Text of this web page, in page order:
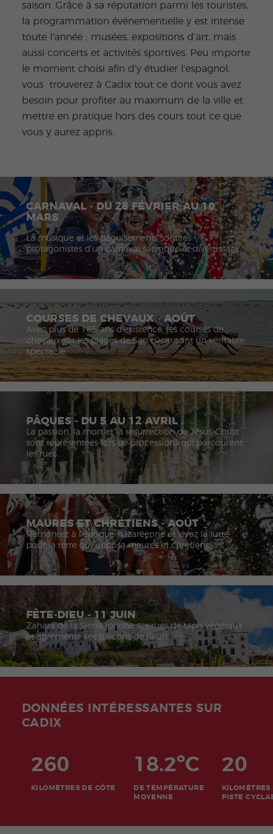
saison. Grâce à sa réputation parmi les touristes,
la programmation événementielle y est intense
toute l’année : musées, expositions d’art, mais
aussi concerts et activités sportives. Peu importe
le moment choisi afin d’y étudier l’espagnol,
vous trouverez à Cadix tout ce dont vous avez
besoin pour profiter au maximum de la ville et
mettre en pratique hors des cours tout ce que
vous y aurez appris.
CARNAVAL - DU 28 FÉVRIER AU 10
MARS
La musique et les déguisements sont les
protagonistes d’un carnaval satyrique et divertissant.
COURSES DE CHEVAUX - AOÛT
Avec plus de 165 ans d’existence, les courses de
chevaux sur les plages de San Lúcar sont un véritable
spectacle.
PÂQUES - DU 5 AU 12 AVRIL .
La passion, la mort et la résurrection de Jésus-Christ
sont représentées lors de processions qui parcourent
les rues.
MAURES ET CHRÉTIENS - AOÛT
Remontez à l’époque nazaréenne et vivez la lutte
pour la terre qui opposa maures et chrétiens.
FÊTE-DIEU - 11 JUIN
Zahara de la Sierra jonche ses rues de tapis végétaux
et agrémente ses balcons de fleurs.
DONNÉES INTÉRESSANTES SUR
CADIX
260
KILOMÈTRES DE CÔTE
18.2ºC
DE TEMPÉRATURE
MOYENNE
20
KILOMÈTRES
PISTE